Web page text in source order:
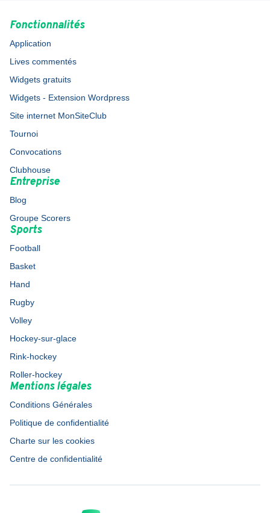
Fonctionnalités
Application
Lives commentés
Widgets gratuits
Widgets - Extension Wordpress
Site internet MonSiteClub
Tournoi
Convocations
Clubhouse
Entreprise
Blog
Groupe Scorers
Sports
Football
Basket
Hand
Rugby
Volley
Hockey-sur-glace
Rink-hockey
Roller-hockey
Mentions légales
Conditions Générales
Politique de confidentialité
Charte sur les cookies
Centre de confidentialité